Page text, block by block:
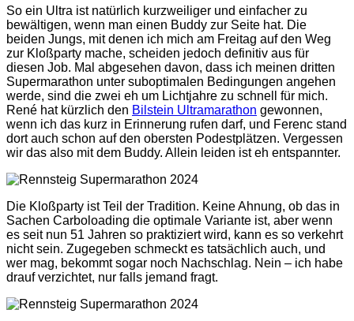
So ein Ultra ist natürlich kurzweiliger und einfacher zu
bewältigen, wenn man einen Buddy zur Seite hat. Die
beiden Jungs, mit denen ich mich am Freitag auf den Weg
zur Kloßparty mache, scheiden jedoch definitiv aus für
diesen Job. Mal abgesehen davon, dass ich meinen dritten
Supermarathon unter suboptimalen Bedingungen angehen
werde, sind die zwei eh um Lichtjahre zu schnell für mich.
René hat kürzlich den Bilstein Ultramarathon gewonnen,
wenn ich das kurz in Erinnerung rufen darf, und Ferenc stand
dort auch schon auf den obersten Podestplätzen. Vergessen
wir das also mit dem Buddy. Allein leiden ist eh entspannter.
Die Kloßparty ist Teil der Tradition. Keine Ahnung, ob das in
Sachen Carboloading die optimale Variante ist, aber wenn
es seit nun 51 Jahren so praktiziert wird, kann es so verkehrt
nicht sein. Zugegeben schmeckt es tatsächlich auch, und
wer mag, bekommt sogar noch Nachschlag. Nein – ich habe
drauf verzichtet, nur falls jemand fragt.